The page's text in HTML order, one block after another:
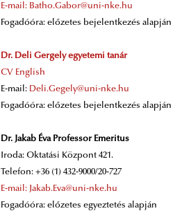
E-mail: Batho.Gabor@uni-nke.hu
Fogadóóra: előzetes bejelentkezés alapján
Dr. Deli Gergely egyetemi tanár
CV English
E-mail: Deli.Gegely@uni-nke.hu
Fogadóóra: előzetes bejelentkezés alapján
Dr. Jakab Éva Professor Emeritus
Iroda: Oktatási Központ 421.
Telefon: +36 (1) 432-9000/20-727
E-mail: Jakab.Eva@uni-nke.hu
Fogadóóra: előzetes egyeztetés alapján